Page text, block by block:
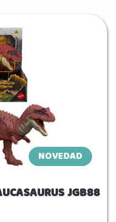
NOVEDAD
JGB88